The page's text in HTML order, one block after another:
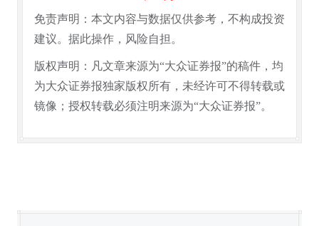
免责声明：本文内容与数据仅供参考，不构成投资
建议。据此操作，风险自担。
版权声明：凡文章来源为“大众证券报”的稿件，均
为大众证券报独家版权所有，未经许可不得转载或
镜像；授权转载必须注明来源为“大众证券报”。